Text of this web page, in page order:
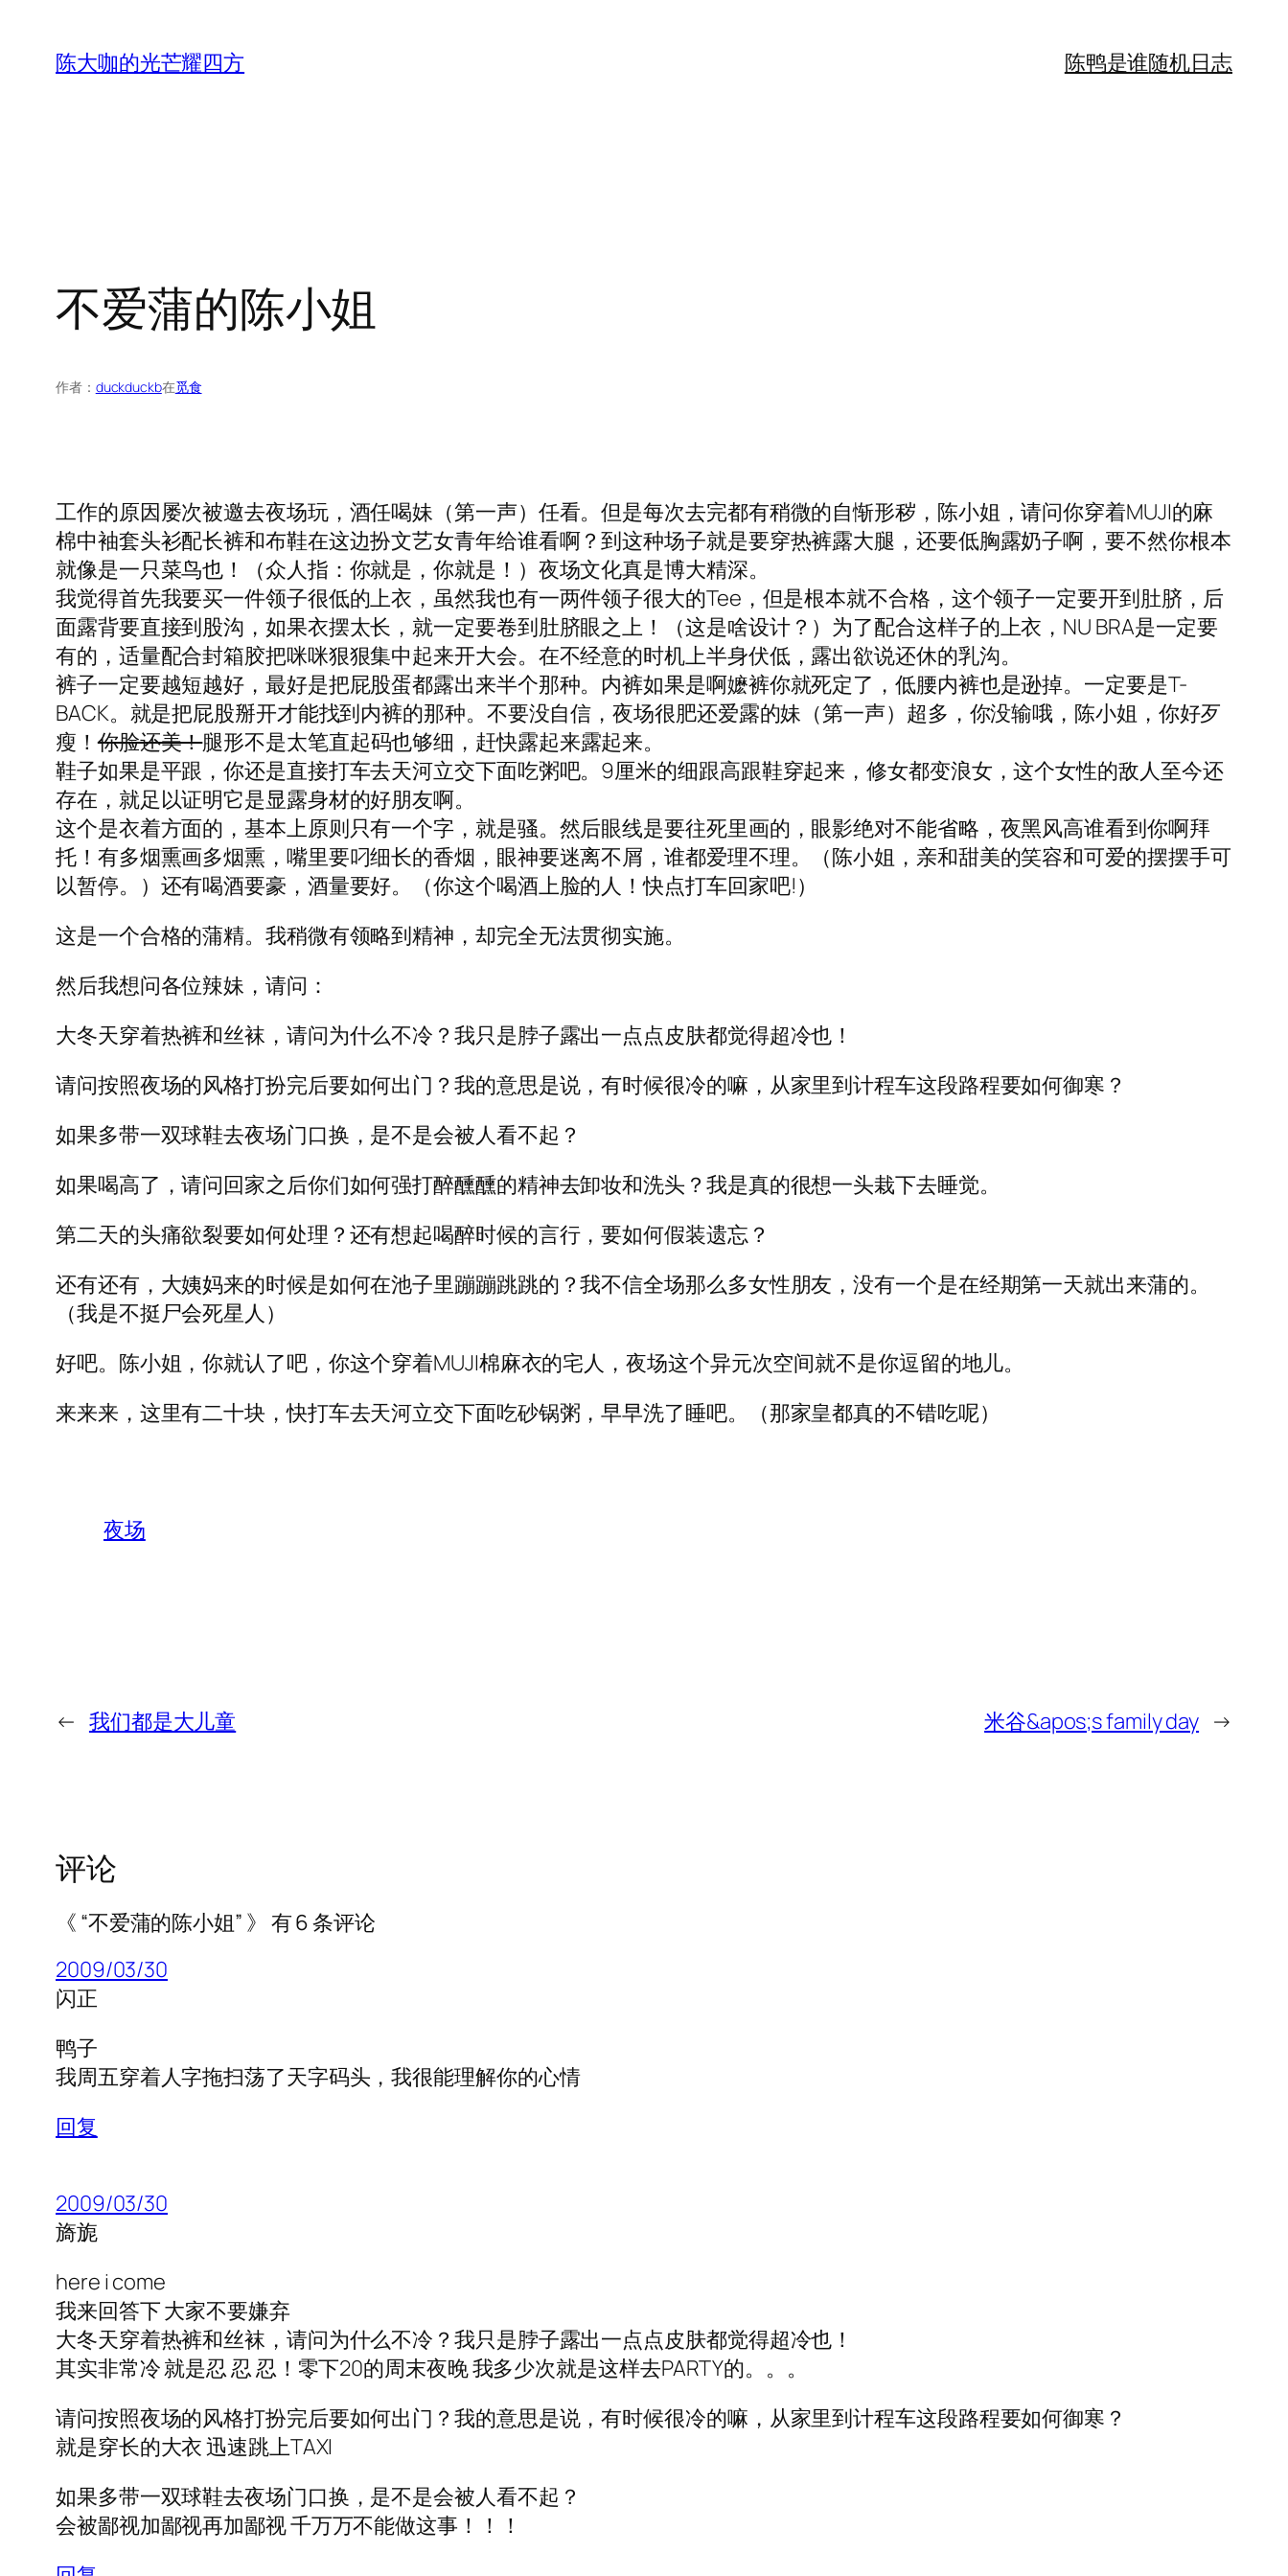
陈大咖的光芒耀四方 陈鸭是谁随机日志
不爱蒲的陈小姐
作者： duckduckb在觅食
工作的原因屡次被邀去夜场玩，酒任喝妹（第一声）任看。但是每次去完都有稍微的自惭形秽，陈小姐，请问你穿着MUJI的麻
棉中袖套头衫配长裤和布鞋在这边扮文艺女青年给谁看啊？到这种场子就是要穿热裤露大腿，还要低胸露奶子啊，要不然你根本
就像是一只菜鸟也！（众人指：你就是，你就是！）夜场文化真是博大精深。
我觉得首先我要买一件领子很低的上衣，虽然我也有一两件领子很大的Tee，但是根本就不合格，这个领子一定要开到肚脐，后
面露背要直接到股沟，如果衣摆太长，就一定要卷到肚脐眼之上！（这是啥设计？）为了配合这样子的上衣，NU BRA是一定要
有的，适量配合封箱胶把咪咪狠狠集中起来开大会。在不经意的时机上半身伏低，露出欲说还休的乳沟。
裤子一定要越短越好，最好是把屁股蛋都露出来半个那种。内裤如果是啊嬷裤你就死定了，低腰内裤也是逊掉。一定要是T-
BACK。就是把屁股掰开才能找到内裤的那种。不要没自信，夜场很肥还爱露的妹（第一声）超多，你没输哦，陈小姐，你好歹
瘦！你脸还美！腿形不是太笔直起码也够细，赶快露起来露起来。
鞋子如果是平跟，你还是直接打车去天河立交下面吃粥吧。9厘米的细跟高跟鞋穿起来，修女都变浪女，这个女性的敌人至今还
存在，就足以证明它是显露身材的好朋友啊。
这个是衣着方面的，基本上原则只有一个字，就是骚。然后眼线是要往死里画的，眼影绝对不能省略，夜黑风高谁看到你啊拜
托！有多烟熏画多烟熏，嘴里要叼细长的香烟，眼神要迷离不屑，谁都爱理不理。（陈小姐，亲和甜美的笑容和可爱的摆摆手可
以暂停。）还有喝酒要豪，酒量要好。（你这个喝酒上脸的人！快点打车回家吧!）
这是一个合格的蒲精。我稍微有领略到精神，却完全无法贯彻实施。
然后我想问各位辣妹，请问：
大冬天穿着热裤和丝袜，请问为什么不冷？我只是脖子露出一点点皮肤都觉得超冷也！
请问按照夜场的风格打扮完后要如何出门？我的意思是说，有时候很冷的嘛，从家里到计程车这段路程要如何御寒？
如果多带一双球鞋去夜场门口换，是不是会被人看不起？
如果喝高了，请问回家之后你们如何强打醉醺醺的精神去卸妆和洗头？我是真的很想一头栽下去睡觉。
第二天的头痛欲裂要如何处理？还有想起喝醉时候的言行，要如何假装遗忘？
还有还有，大姨妈来的时候是如何在池子里蹦蹦跳跳的？我不信全场那么多女性朋友，没有一个是在经期第一天就出来蒲的。
（我是不挺尸会死星人）
好吧。陈小姐，你就认了吧，你这个穿着MUJI棉麻衣的宅人，夜场这个异元次空间就不是你逗留的地儿。
来来来，这里有二十块，快打车去天河立交下面吃砂锅粥，早早洗了睡吧。（那家皇都真的不错吃呢）
夜场
← 我们都是大儿童 米谷&apos;s family day →
评论
《 “不爱蒲的陈小姐” 》 有 6 条评论
2009/03/30
闪正
鸭子
我周五穿着人字拖扫荡了天字码头，我很能理解你的心情
回复
2009/03/30
旖旎
here i come
我来回答下 大家不要嫌弃
大冬天穿着热裤和丝袜，请问为什么不冷？我只是脖子露出一点点皮肤都觉得超冷也！
其实非常冷 就是忍 忍 忍！零下20的周末夜晚 我多少次就是这样去PARTY的。。。
请问按照夜场的风格打扮完后要如何出门？我的意思是说，有时候很冷的嘛，从家里到计程车这段路程要如何御寒？
就是穿长的大衣 迅速跳上TAXI
如果多带一双球鞋去夜场门口换，是不是会被人看不起？
会被鄙视加鄙视再加鄙视 千万万不能做这事！！！